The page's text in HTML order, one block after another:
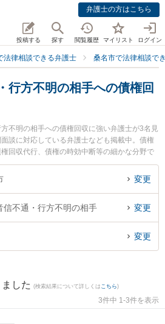
弁護士の方はこちら
投稿する 探す 閲覧履歴 マイリスト ログイン
法律相談できる弁護士 桑名市で法律相談で
行方不明の相手への債権回
不明の相手への債権回収に強い弁護士が3名見
談に対応している弁護士なども掲載中。債権
回収代行、債権の時効中断等の細かな分野で
特に弁護士法人関・岸田・中村法律事務所 桑
田幸司法律事務所の嶋田 幸司弁護士、梅村・長
今すぐに弁護士に相談したい』『音信不通・
ラブル解決の実績豊富な近くの弁護士を検索
通・行方不明の相手への債権回収を法律相談
変更
信不通・行方不明の相手 変更
変更
した (検索結果について詳しくは こちら)
3件中 1-3件を表示